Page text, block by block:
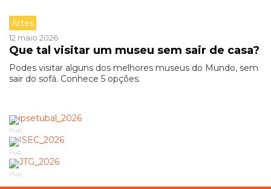
Artes
12 maio 2026
Que tal visitar um museu sem sair de casa?
Podes visitar alguns dos melhores museus do Mundo, sem
sair do sofá. Conhece 5 opções.
Pub
Pub
Pub